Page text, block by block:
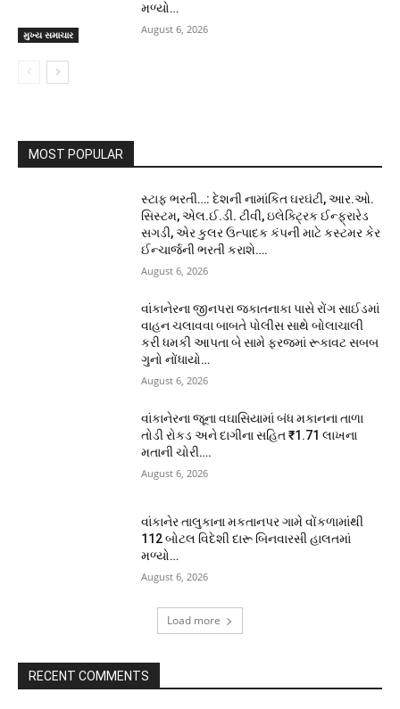
મુખ્ય સમાચાર
મળ્યો…
August 6, 2026
MOST POPULAR
સ્ટાફ ભરતી…: દેશની નામાંકિત ઘરઘંટી, આર.ઓ.
સિસ્ટમ, એલ.ઈ.ડી. ટીવી, ઇલેક્ટ્રિક ઈન્ફ્રારેડ
સગડી, એર કુલર ઉત્પાદક કંપની માટે કસ્ટમર કેર
ઈન્ચાર્જની ભરતી કરાશે….
August 6, 2026
વાંકાનેરના જીનપરા જકાતનાકા પાસે રોંગ સાઈડમાં
વાહન ચલાવવા બાબતે પોલીસ સાથે બોલાચાલી
કરી ધમકી આપતા બે સામે ફરજમાં રૂકાવટ સબબ
ગુનો નોંધાયો…
August 6, 2026
વાંકાનેરના જૂના વઘાસિયામાં બંધ મકાનના તાળા
તોડી રોકડ અને દાગીના સહિત ₹1.71 લાખના
મતાની ચોરી….
August 6, 2026
વાંકાનેર તાલુકાના મકતાનપર ગામે વોંકળામાંથી
112 બોટલ વિદેશી દારૂ બિનવારસી હાલતમાં
મળ્યો…
August 6, 2026
Load more
RECENT COMMENTS